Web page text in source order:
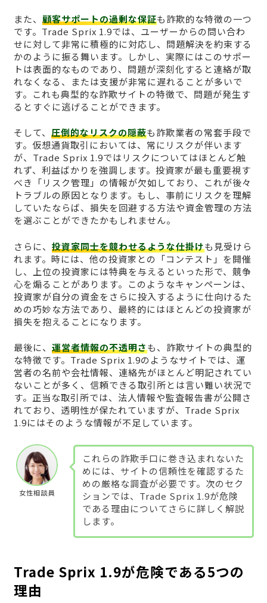
また、 顧客サポートの過剰な保証も詐欺的な特徴の一つ
です。Trade Sprix 1.9では、ユーザーからの問い合わ
せに対して非常に積極的に対応し、問題解決を約束する
かのように振る舞います。しかし、実際にはこのサポー
トは表面的なものであり、問題が深刻化すると連絡が取
れなくなる、または支援が非常に遅れることが多いで
す。これも典型的な詐欺サイトの特徴で、問題が発生す
るとすぐに逃げることができます。
そして、 圧倒的なリスクの隠蔽も詐欺業者の常套手段で
す。仮想通貨取引においては、常にリスクが伴います
が、Trade Sprix 1.9ではリスクについてはほとんど触
れず、利益ばかりを強調します。投資家が最も重要視す
べき「リスク管理」の情報が欠如しており、これが後々
トラブルの原因となります。もし、事前にリスクを理解
していたならば、損失を回避する方法や資金管理の方法
を選ぶことができたかもしれません。
さらに、 投資家同士を競わせるような仕掛けも見受けら
れます。時には、他の投資家との「コンテスト」を開催
し、上位の投資家には特典を与えるといった形で、競争
心を煽ることがあります。このようなキャンペーンは、
投資家が自分の資金をさらに投入するように仕向けるた
めの巧妙な方法であり、最終的にはほとんどの投資家が
損失を抱えることになります。
最後に、 運営者情報の不透明さも、詐欺サイトの典型的
な特徴です。Trade Sprix 1.9のようなサイトでは、運
営者の名前や会社情報、連絡先がほとんど明記されてい
ないことが多く、信頼できる取引所とは言い難い状況で
す。正当な取引所では、法人情報や監査報告書が公開さ
れており、透明性が保たれていますが、Trade Sprix
1.9にはそのような情報が不足しています。
女性相談員
これらの詐欺手口に巻き込まれないた
めには、サイトの信頼性を確認するた
めの厳格な調査が必要です。次のセク
ションでは、Trade Sprix 1.9が危険
である理由についてさらに詳しく解説
します。
Trade Sprix 1.9が危険である5つの
理由